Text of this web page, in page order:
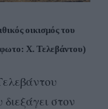
οικισμός του
Χ. Τελεβάντου)
στον